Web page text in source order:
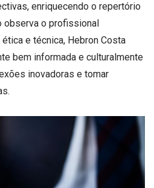
enriquecendo o repertório
observa o profissional
e técnica, Hebron Costa
bem informada e culturalmente
inovadoras e tomar